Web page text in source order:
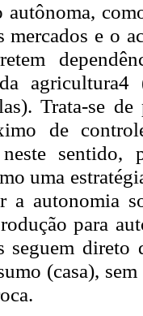
autônoma,
mercados e o
Trata-se
de
sentido,
uma
a autonomia
para
seguem
(casa),